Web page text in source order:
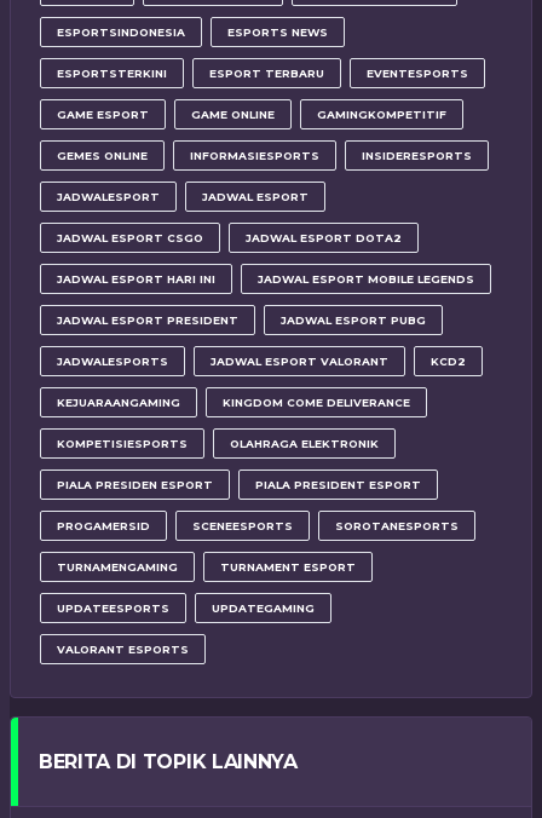
ESPORTSINDONESIA ESPORTS NEWS
ESPORTSTERKINI ESPORT TERBARU EVENTESPORTS
GAME ESPORT GAME ONLINE GAMINGKOMPETITIF
GEMES ONLINE INFORMASIESPORTS INSIDERESPORTS
JADWALESPORT JADWAL ESPORT
JADWAL ESPORT CSGO JADWAL ESPORT DOTA2
JADWAL ESPORT HARI INI JADWAL ESPORT MOBILE LEGENDS
JADWAL ESPORT PRESIDENT JADWAL ESPORT PUBG
JADWALESPORTS JADWAL ESPORT VALORANT KCD2
KEJUARAANGAMING KINGDOM COME DELIVERANCE
KOMPETISIESPORTS OLAHRAGA ELEKTRONIK
PIALA PRESIDEN ESPORT PIALA PRESIDENT ESPORT
PROGAMERSID SCENEESPORTS SOROTANESPORTS
TURNAMENGAMING TURNAMENT ESPORT
UPDATEESPORTS UPDATEGAMING
VALORANT ESPORTS
BERITA DI TOPIK LAINNYA